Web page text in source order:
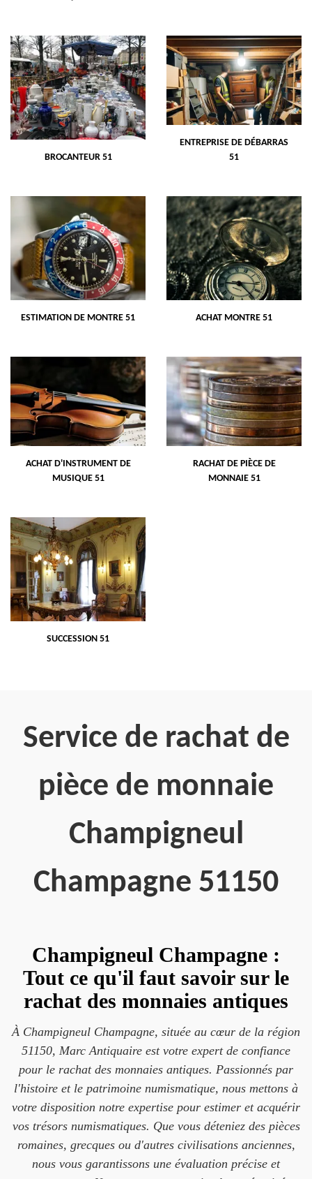
BROCANTEUR 51
ENTREPRISE DE DÉBARRAS
51
ESTIMATION DE MONTRE 51 ACHAT MONTRE 51
ACHAT D'INSTRUMENT DE
MUSIQUE 51
RACHAT DE PIÈCE DE
MONNAIE 51
SUCCESSION 51
Service de rachat de
pièce de monnaie
Champigneul
Champagne 51150
Champigneul Champagne :
Tout ce qu'il faut savoir sur le
rachat des monnaies antiques
À Champigneul Champagne, située au cœur de la région
51150, Marc Antiquaire est votre expert de confiance
pour le rachat des monnaies antiques. Passionnés par
l'histoire et le patrimoine numismatique, nous mettons à
votre disposition notre expertise pour estimer et acquérir
vos trésors numismatiques. Que vous déteniez des pièces
romaines, grecques ou d'autres civilisations anciennes,
nous vous garantissons une évaluation précise et